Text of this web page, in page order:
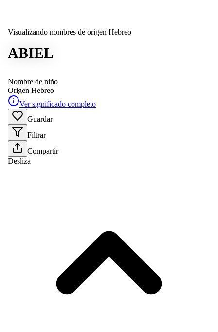
Visualizando nombres de origen Hebreo
ABIEL
Nombre de niño
Origen Hebreo
Ver significado completo
Guardar
Filtrar
Compartir
Desliza